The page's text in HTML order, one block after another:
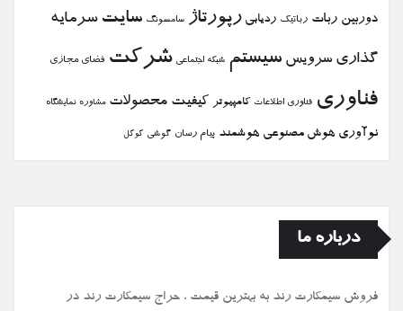
دوربین ربات رباتیك ردیابی رپورتاژ سامسونگ سایت سرمایه
گذاری سرویس سیستم شبكه اجتماعی شركت فضای مجازی
فناوری فناوری اطلاعات كامپیوتر كیفیت محصولات مشاوره نمایشگاه
نوآوری هوش مصنوعی هوشمند پیام رسان گوشی گوگل
درباره ما
فروش سیمكارت رند به بهترین قیمت ، حراج سیمكارت رند در